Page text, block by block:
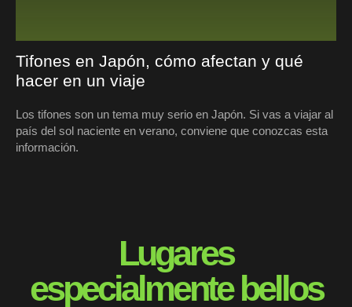
Tifones en Japón, cómo afectan y qué
hacer en un viaje
Los tifones son un tema muy serio en Japón. Si vas a viajar al
país del sol naciente en verano, conviene que conozcas esta
información.
Lugares
especialmente bellos